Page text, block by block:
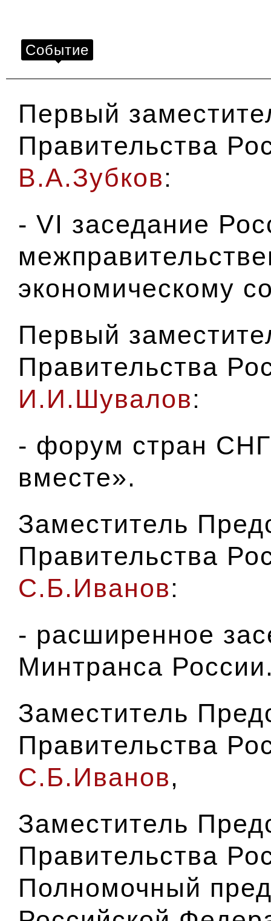
Событие
Первый
Правительства
В.А.Зубков:
- VI заседание
экономическому
Первый
Правительства
И.И.Шувалов:
- форум стран
вместе».
Заместитель
Правительства
С.Б.Иванов:
- расширенное
Минтранса
Заместитель
Правительства
С.Б.Иванов,
Заместитель
Правительства
Полномочный